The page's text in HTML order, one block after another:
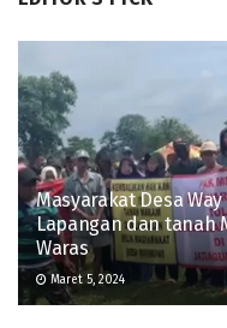
Masyarakat Desa
Lapangan dan tanah
Waras
Maret 5, 2024